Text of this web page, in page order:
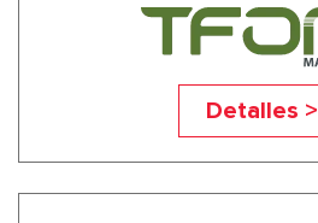
TF-R
Detalles >